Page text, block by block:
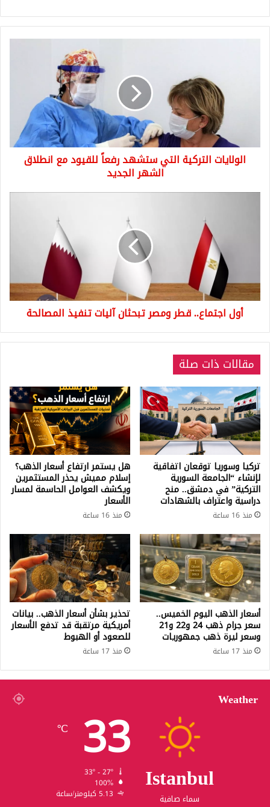
الشهر
الجديدالولايات التركية التي ستشهد رفعاً للقيود مع انطلاق
الشهر الجديد
المصالحة
أول اجتماع.. قطر ومصر تبحثان آليات تنفيذ المصالحة
مقالات ذات صلة
تركيا وسوريا توقعان اتفاقية
لإنشاء “الجامعة السورية
التركية” في دمشق.. منح
دراسية واعتراف بالشهادات
منذ 16 ساعة
هل يستمر ارتفاع أسعار الذهب؟
إسلام مميش يحذر المستثمرين
ويكشف العوامل الحاسمة لمسار
الأسعار
منذ 16 ساعة
أسعار الذهب اليوم الخميس..
سعر جرام ذهب 24 و22 و21
وسعر ليرة ذهب جمهوريات
منذ 17 ساعة
تحذير بشأن أسعار الذهب.. بيانات
أمريكية مرتقبة قد تدفع الأسعار
للصعود أو الهبوط
منذ 17 ساعة
Weather
Istanbul
سماء صافية
33
℃
100%
5.13 كيلومتر/ساعة